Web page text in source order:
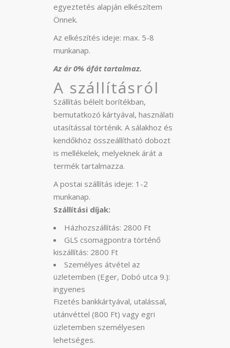
egyeztetés alapján elkészítem
Önnek.
Az elkészítés ideje: max. 5-8
munkanap.
Az ár 0% áfát tartalmaz.
A szállításról
Szállítás bélelt borítékban,
bemutatkozó kártyával, használati
utasítással történik. A sálakhoz és
kendőkhöz összeállítható dobozt
is mellékelek, melyeknek árát a
termék tartalmazza.
A postai szállítás ideje: 1-2
munkanap.
Szállítási díjak:
Házhozszállítás: 2800 Ft
GLS csomagpontra történő
kiszállítás: 2800 Ft
Személyes átvétel az
üzletemben (Eger, Dobó utca 9.):
ingyenes
Fizetés bankkártyával, utalással,
utánvéttel (800 Ft) vagy egri
üzletemben személyesen
lehetséges.